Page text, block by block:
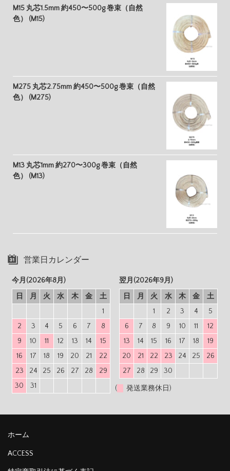
M15 丸芯1.5mm 約450〜500g 巻束（自然
色） (M15)
M275 丸芯2.75mm 約450〜500g 巻束（自然
色） (M275)
M13 丸芯1mm 約270〜300g 巻束（自然
色） (M13)
営業日カレンダー
今月(2026年8月)
日
月 火 水 木 金
土
1
2
3 4 5 6 7
8
9
10 11 12 13 14
15
16
17 18 19 20 21
22
23
24 25 26 27 28
29
30
31
翌月(2026年9月)
日
月 火 水 木 金
土
1
2 3 4
5
6
7 8 9 10 11
12
13
14 15 16 17 18
19
20
21 22 23 24 25
26
27
28 29 30
( 発送業務休日)
ホーム
ACCESS